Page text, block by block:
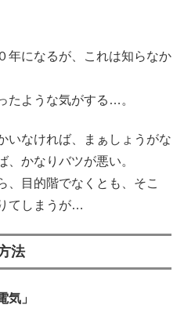
年になるが、これは知らなか
たような気がする…。
いなければ、まぁしょうがな
、かなりバツが悪い。
、目的階でなくとも、そこ
てしまうが…
法
気」